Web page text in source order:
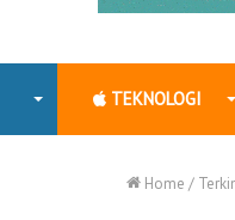
TEKNOLOGI
Home /